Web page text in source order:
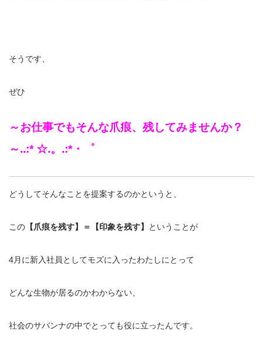
そうです、
ぜひ
～お仕事でもそんな爪痕、残してみませんか？
～..:* ☆.。.:*・゜
どうしてそんなことを提案するのかというと、
この 【爪痕を残す】＝【印象を残す】 ということが
4月に新入社員としてモズに入ったわたしにとって
どんな生物が居るのかわからない、
社会のサバンナの中でとっても役に立ったんです。